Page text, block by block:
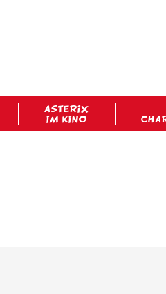
ASTERIX
IM KINO